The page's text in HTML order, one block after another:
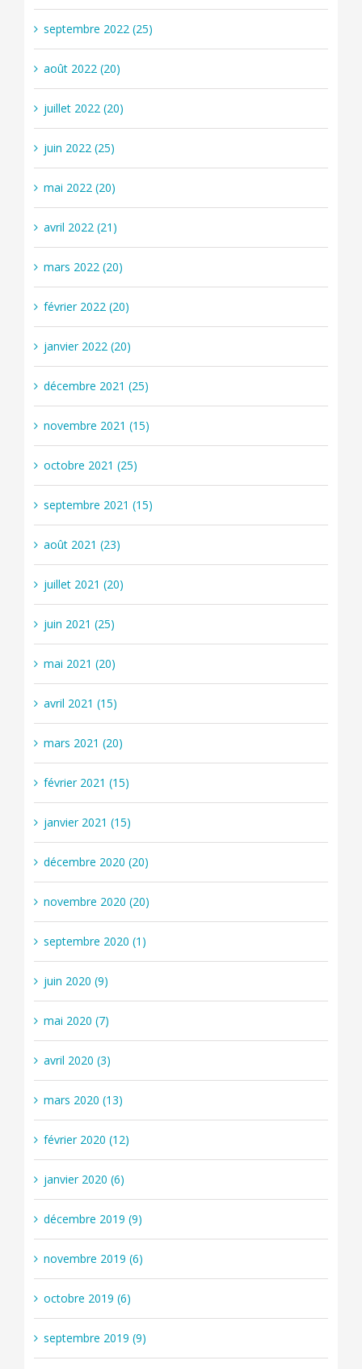
septembre 2022 (25)
août 2022 (20)
juillet 2022 (20)
juin 2022 (25)
mai 2022 (20)
avril 2022 (21)
mars 2022 (20)
février 2022 (20)
janvier 2022 (20)
décembre 2021 (25)
novembre 2021 (15)
octobre 2021 (25)
septembre 2021 (15)
août 2021 (23)
juillet 2021 (20)
juin 2021 (25)
mai 2021 (20)
avril 2021 (15)
mars 2021 (20)
février 2021 (15)
janvier 2021 (15)
décembre 2020 (20)
novembre 2020 (20)
septembre 2020 (1)
juin 2020 (9)
mai 2020 (7)
avril 2020 (3)
mars 2020 (13)
février 2020 (12)
janvier 2020 (6)
décembre 2019 (9)
novembre 2019 (6)
octobre 2019 (6)
septembre 2019 (9)